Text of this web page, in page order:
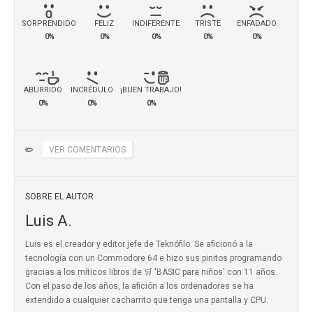
SORPRENDIDO
0%
FELIZ
0%
INDIFERENTE
0%
TRISTE
0%
ENFADADO
0%
ABURRIDO
0%
INCRÉDULO
0%
¡BUEN TRABAJO!
0%
✏️ VER COMENTARIOS
SOBRE EL AUTOR
Luis A.
Luis es el creador y editor jefe de Teknófilo. Se aficionó a la
tecnología con un Commodore 64 e hizo sus pinitos programando
gracias a los míticos libros de 🛒 'BASIC para niños' con 11 años.
Con el paso de los años, la afición a los ordenadores se ha
extendido a cualquier cacharrito que tenga una pantalla y CPU.